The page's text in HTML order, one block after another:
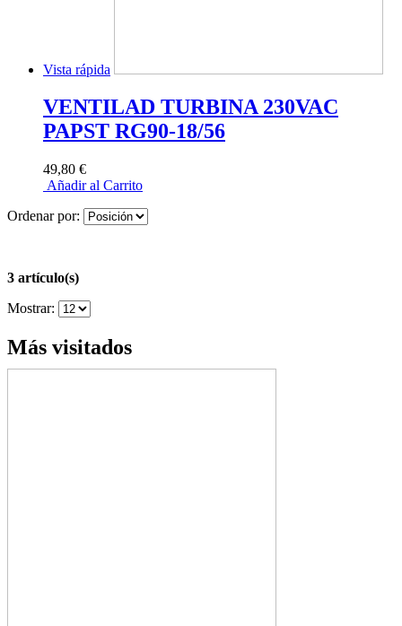
Vista rápida
VENTILAD TURBINA 230VAC
PAPST RG90-18/56
49,80 €
Añadir al Carrito
Ordenar por:
3 artículo(s)
Mostrar:
Más visitados